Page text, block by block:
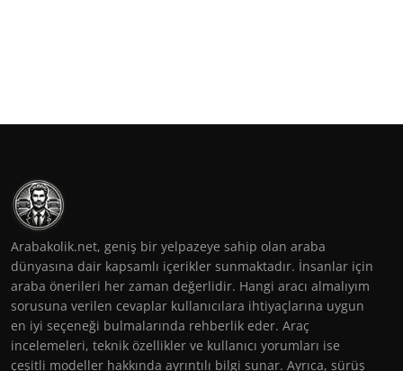
Arabakolik.net, geniş bir yelpazeye sahip olan araba
dünyasına dair kapsamlı içerikler sunmaktadır. İnsanlar için
araba önerileri her zaman değerlidir. Hangi aracı almalıyım
sorusuna verilen cevaplar kullanıcılara ihtiyaçlarına uygun
en iyi seçeneği bulmalarında rehberlik eder. Araç
incelemeleri, teknik özellikler ve kullanıcı yorumları ise
çeşitli modeller hakkında ayrıntılı bilgi sunar. Ayrıca, sürüş